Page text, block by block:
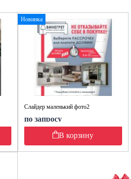
Новинка
Слайдер маленький фото2
по запросу
В корзину